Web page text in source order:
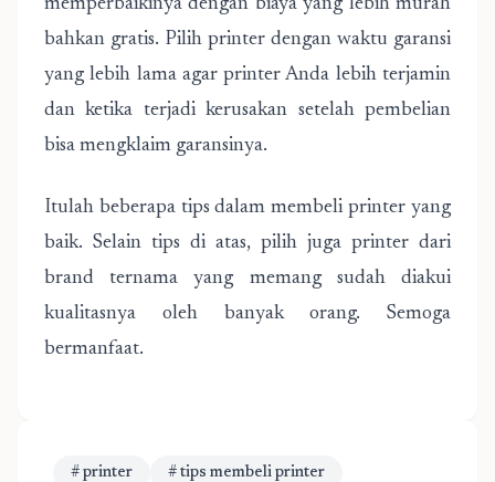
memperbaikinya dengan biaya yang lebih murah
bahkan gratis. Pilih printer dengan waktu garansi
yang lebih lama agar printer Anda lebih terjamin
dan ketika terjadi kerusakan setelah pembelian
bisa mengklaim garansinya.
Itulah beberapa tips dalam membeli printer yang
baik. Selain tips di atas, pilih juga printer dari
brand ternama yang memang sudah diakui
kualitasnya oleh banyak orang. Semoga
bermanfaat.
# printer # tips membeli printer